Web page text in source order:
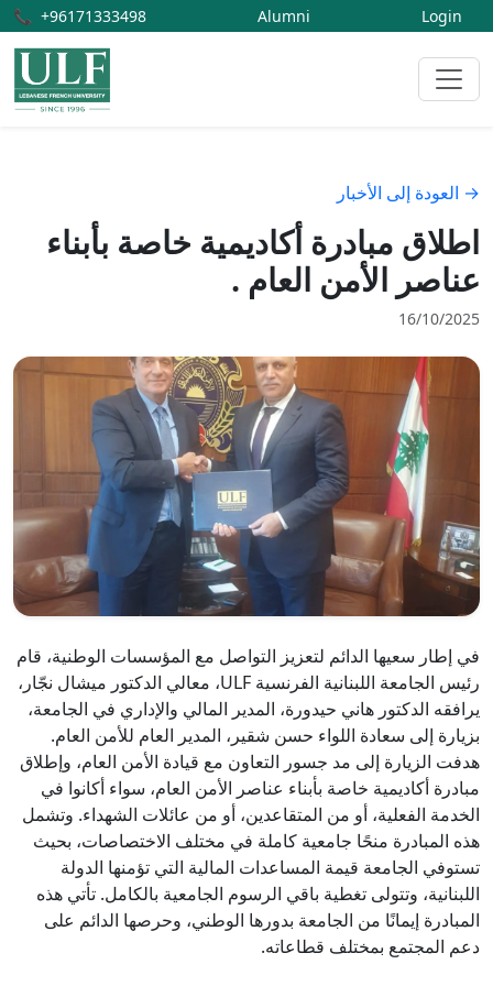
📞 +96171333498 Alumni Login
→ العودة إلى الأخبار
اطلاق مبادرة أكاديمية خاصة بأبناء
عناصر الأمن العام .
16/10/2025
في إطار سعيها الدائم لتعزيز التواصل مع المؤسسات الوطنية، قام
رئيس الجامعة اللبنانية الفرنسية ULF، معالي الدكتور ميشال نجّار،
يرافقه الدكتور هاني حيدورة، المدير المالي والإداري في الجامعة،
بزيارة إلى سعادة اللواء حسن شقير، المدير العام للأمن العام.
هدفت الزيارة إلى مد جسور التعاون مع قيادة الأمن العام، وإطلاق
مبادرة أكاديمية خاصة بأبناء عناصر الأمن العام، سواء أكانوا في
الخدمة الفعلية، أو من المتقاعدين، أو من عائلات الشهداء. وتشمل
هذه المبادرة منحًا جامعية كاملة في مختلف الاختصاصات، بحيث
تستوفي الجامعة قيمة المساعدات المالية التي تؤمنها الدولة
اللبنانية، وتتولى تغطية باقي الرسوم الجامعية بالكامل. تأتي هذه
المبادرة إيمانًا من الجامعة بدورها الوطني، وحرصها الدائم على
دعم المجتمع بمختلف قطاعاته.